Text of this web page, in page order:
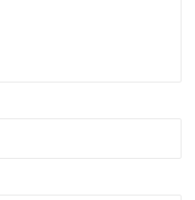
ลับ และนั่นก็เป็นจุดเริ่ม